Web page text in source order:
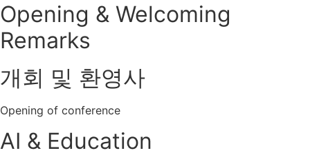
Opening & Welcoming
Remarks
개회 및 환영사
Opening of conference
AI & Education